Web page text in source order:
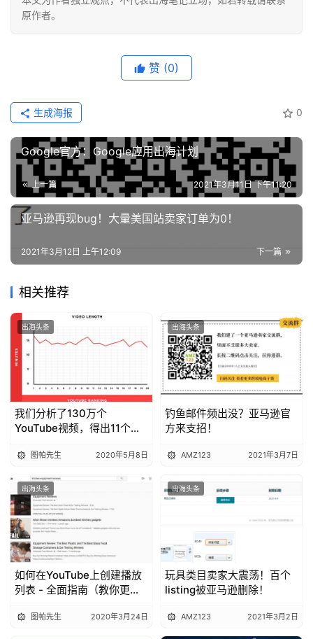
原作者。
赞 (0)
0
生成海报
Google官方：Google应用出海计划
上一篇 2021年3月11日 下午11:20
亚马逊再现bug！大量美国站卖家订单为0！
下一篇
2021年3月12日 上午12:09
相关推荐
出海头条
我们分析了130万个
YouTube视频，得出11个
译）图帕先生 2020年5月8日
出海头条
钓鱼邮件频出没？亚马逊官
方来支招！
AMZ123 2021年3月7日
出海头条
如何在YouTube上创建播放
列表 - 全面指南（教你更有
图帕先生 2020年3月24日
出海头条
玩具类目卖家大震荡！百个
listing被亚马逊删除！
AMZ123 2021年3月2日